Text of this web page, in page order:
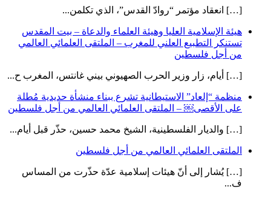
[…] انعقاد مؤتمر “روادّ القدس”، الذي تكلمن...
هيئة الإسلامية العليا وهيئة العلماء والدعاة – بيت المقدس
تستنكر التطبيع العلني للمغرب – الملتقى العلمائي العالمي
من أجل فلسطين
[…] أيام، زار وزير الحرب الصهيوني بيني غانتس، المغرب ح...
منظمة “إلعاد” الاستيطانية تشرع ببناء منشأة حديدية مُطلة
على الأقصى￼ – الملتقى العلمائي العالمي من أجل فلسطين
[…] والديار الفلسطينية، الشيخ محمد حسين، حذّر قبل أيام...
الملتقى العلمائي العالمي من أجل فلسطين
[…] يُشار إلى أنّ هيئات إسلامية عدّة حذّرت من المساس
ف...